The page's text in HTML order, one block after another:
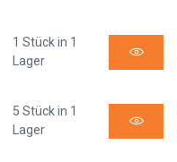
1 Stück in 1
Lager
5 Stück in 1
Lager